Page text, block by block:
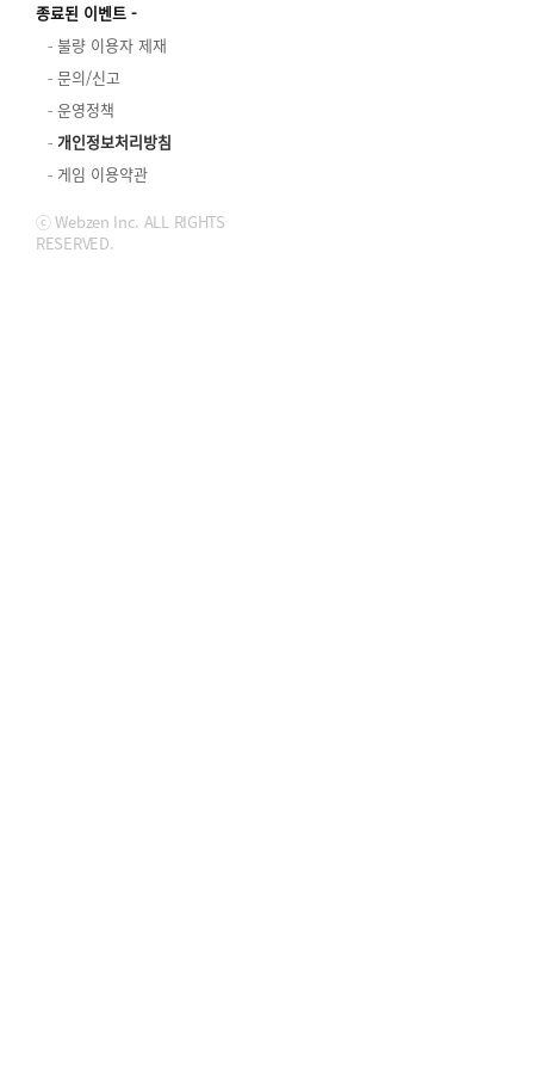
종료된 이벤트
불량 이용자 제재
문의/신고
운영정책
개인정보처리방침
게임 이용약관
ⓒ Webzen Inc. ALL RIGHTS
RESERVED.